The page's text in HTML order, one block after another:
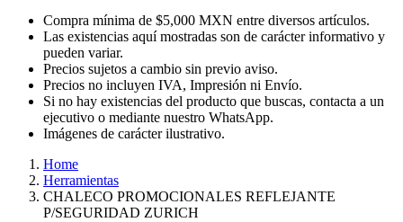
Compra mínima de $5,000 MXN entre diversos artículos.
Las existencias aquí mostradas son de carácter informativo y
pueden variar.
Precios sujetos a cambio sin previo aviso.
Precios no incluyen IVA, Impresión ni Envío.
Si no hay existencias del producto que buscas, contacta a un
ejecutivo o mediante nuestro WhatsApp.
Imágenes de carácter ilustrativo.
Home
Herramientas
CHALECO PROMOCIONALES REFLEJANTE
P/SEGURIDAD ZURICH